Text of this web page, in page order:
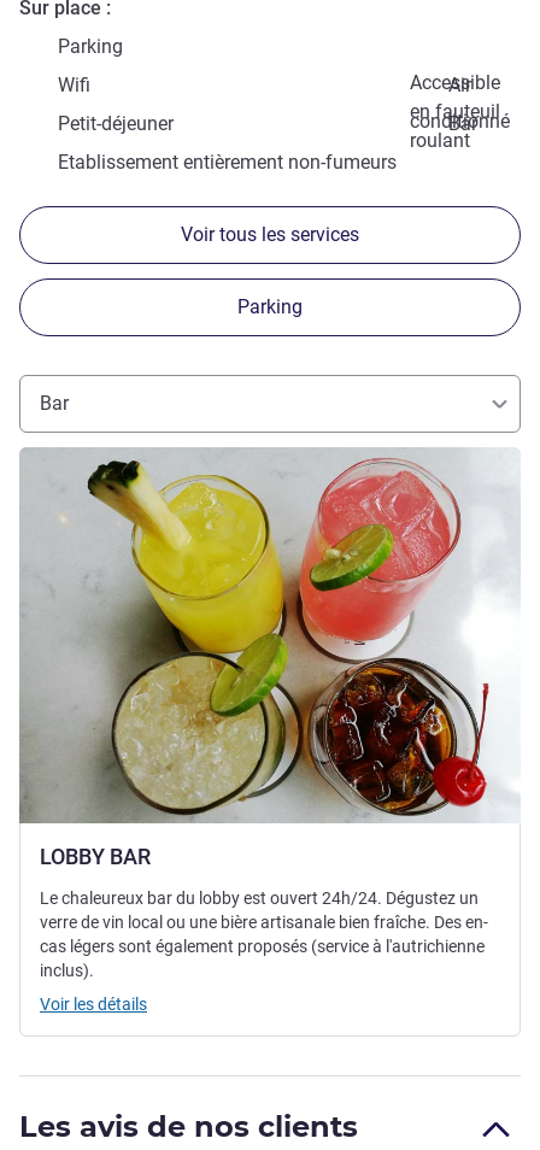
Sur place
Parking
Accessible
en fauteuil
roulant
Wifi
Air
conditionné
Petit-déjeuner
Bar
Etablissement entièrement non-fumeurs
Voir tous les services
Parking
Bar
LOBBY BAR
Voir les détails
Le chaleureux bar du lobby est ouvert 24h/24. Dégustez un
verre de vin local ou une bière artisanale bien fraîche. Des en-
cas légers sont également proposés (service à l'autrichienne
inclus).
Voir les détails
Les avis de nos clients